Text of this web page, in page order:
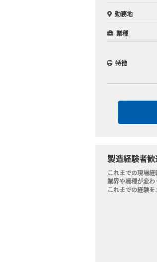
勤務地
業種
特徴
製造経験者
これまでの現場
業界や職種が変わ
これまでの経験